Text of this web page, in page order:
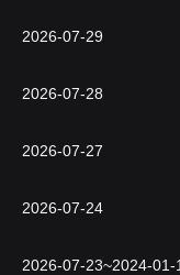
2026-07-29
2026-07-28
2026-07-27
2026-07-24
2026-07-23~2024-01-